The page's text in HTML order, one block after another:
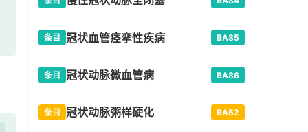
条目 冠状血管痉挛性疾病 BA85
条目 冠状动脉微血管病 BA86
条目 冠状动脉粥样硬化 BA52